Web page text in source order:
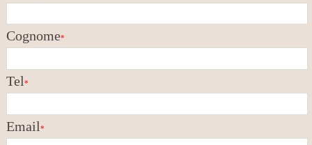
Cognome*
Tel*
Email*